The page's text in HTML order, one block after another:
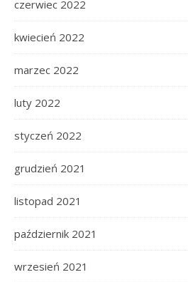
czerwiec 2022
kwiecień 2022
marzec 2022
luty 2022
styczeń 2022
grudzień 2021
listopad 2021
październik 2021
wrzesień 2021